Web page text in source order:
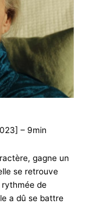
– 9min
gagne un
se retrouve
rythmée de
a dû se battre